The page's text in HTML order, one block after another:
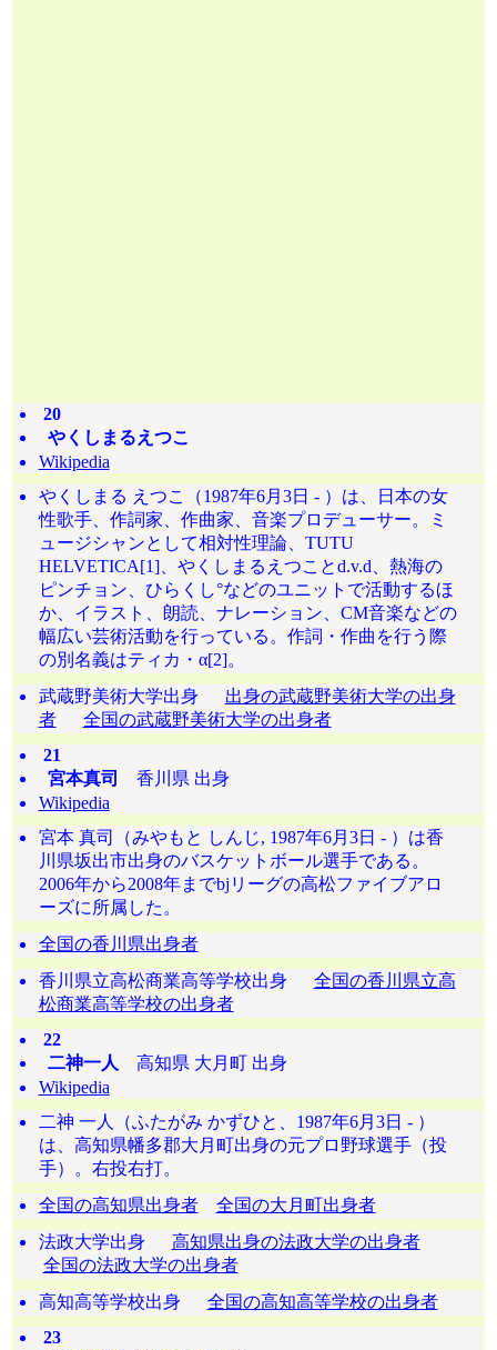
20
やくしまるえつこ
Wikipedia
やくしまる えつこ（1987年6月3日 - ）は、日本の女
性歌手、作詞家、作曲家、音楽プロデューサー。ミ
ュージシャンとして相対性理論、TUTU
HELVETICA[1]、やくしまるえつことd.v.d、熱海の
ピンチョン、ひらくし°などのユニットで活動するほ
か、イラスト、朗読、ナレーション、CM音楽などの
幅広い芸術活動を行っている。作詞・作曲を行う際
の別名義はティカ・α[2]。
武蔵野美術大学出身 出身の武蔵野美術大学の出身
者
全国の武蔵野美術大学の出身者
21
宮本真司
香川県 出身
Wikipedia
宮本 真司（みやもと しんじ, 1987年6月3日 - ）は香
川県坂出市出身のバスケットボール選手である。
2006年から2008年までbjリーグの高松ファイブアロ
ーズに所属した。
全国の香川県出身者
香川県立高松商業高等学校出身 全国の香川県立高
松商業高等学校の出身者
22
二神一人 高知県 大月町 出身
Wikipedia
二神 一人（ふたがみ かずひと、1987年6月3日 - ）
は、高知県幡多郡大月町出身の元プロ野球選手（投
手）。右投右打。
全国の高知県出身者
全国の大月町出身者
法政大学出身 高知県出身の法政大学の出身者
全国の法政大学の出身者
高知高等学校出身 全国の高知高等学校の出身者
23